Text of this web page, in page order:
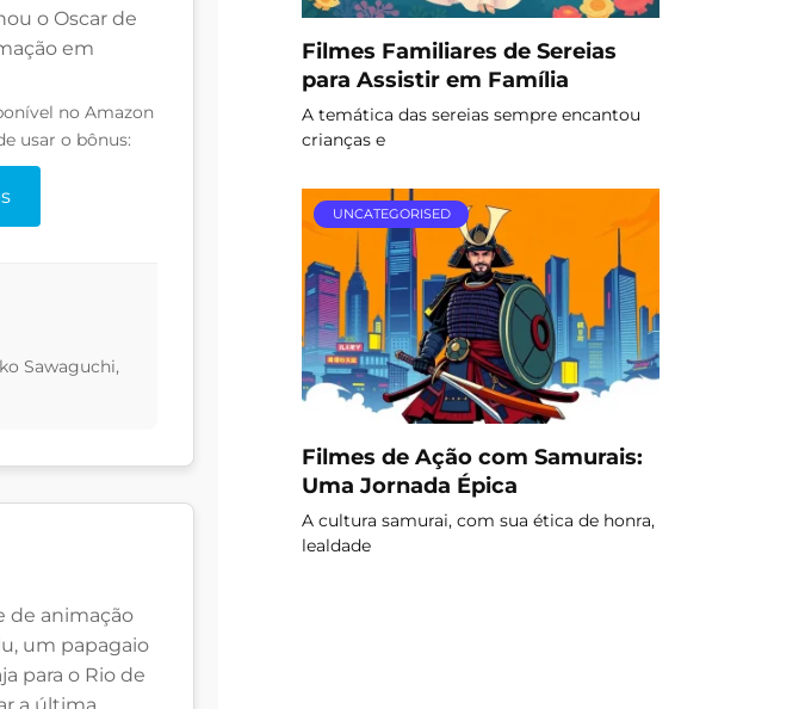
o Oscar de
em
no Amazon
usar o bônus:
Sawaguchi,
de animação
um papagaio
para o Rio de
Filmes Familiares de Sereias
para Assistir em Família
A temática das sereias sempre encantou
crianças e
UNCATEGORISED
Filmes de Ação com Samurais:
Uma Jornada Épica
A cultura samurai, com sua ética de honra,
lealdade